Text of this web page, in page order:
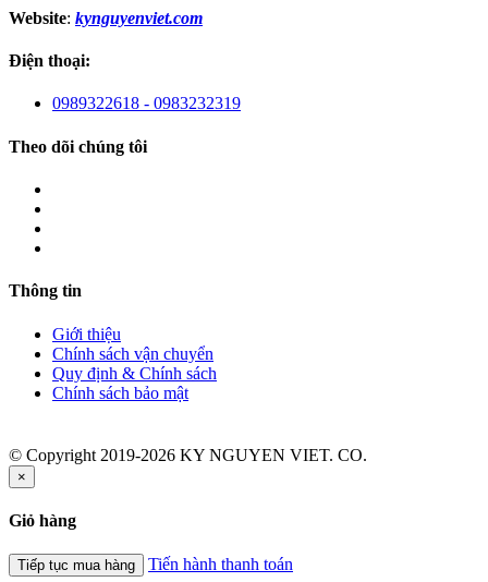
Website: kynguyenviet.com
Điện thoại:
0989322618 - 0983232319
Theo dõi chúng tôi
Thông tin
Giới thiệu
Chính sách vận chuyển
Quy định & Chính sách
Chính sách bảo mật
© Copyright 2019-2026 KY NGUYEN VIET. CO.
×
Giỏ hàng
Tiếp tục mua hàng Tiến hành thanh toán